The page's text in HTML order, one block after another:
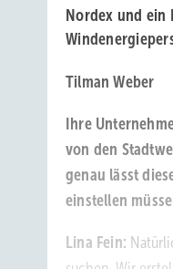
Nordex und ein
Tilman Weber
Ihre
von den
genau lässt
einstellen
Lina Fein: